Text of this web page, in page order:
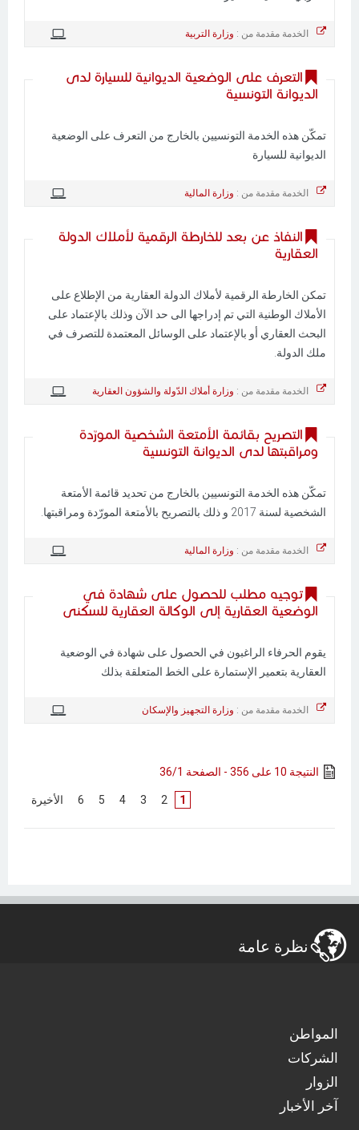
الخدمة مقدمة من : وزارة التربية
التعرف على الوضعية الديوانية للسيارة لدى
الديوانة التونسية
تمكّن هذه الخدمة التونسيين بالخارج من التعرف على الوضعية
الديوانية للسيارة
الخدمة مقدمة من : وزارة المالية
النفاذ عن بعد للخارطة الرقمية لأملاك الدولة
العقارية
تمكن الخارطة الرقمية لأملاك الدولة العقارية من الإطلاع على
الأملاك الوطنية التي تم إدراجها الى حد الآن وذلك بالإعتماد على
البحث العقاري أو بالإعتماد على الوسائل المعتمدة للتصرف في
ملك الدولة.
الخدمة مقدمة من : وزارة أملاك الدّولة والشؤون العقارية
التصريح بقائمة الأمتعة الشخصية المورّدة
ومراقبتها لدى الديوانة التونسية
تمكّن هذه الخدمة التونسيين بالخارج من تحديد قائمة الأمتعة
الشخصية لسنة 2017 و ذلك بالتصريح بالأمتعة المورّدة ومراقبتها.
الخدمة مقدمة من : وزارة المالية
توجيه مطلب للحصول على شهادة في
الوضعية العقارية إلى الوكالة العقارية للسكنى
يقوم الحرفاء الراغبون في الحصول على شهادة في الوضعية
العقارية بتعمير الإستمارة على الخط المتعلقة بذلك
الخدمة مقدمة من : وزارة التجهيز والإسكان
النتيجة 10 على 356 - الصفحة 36/1
1
2
3
4
5
6 الأخيرة
نظرة عامة
المواطن
الشركات
الزوار
آخر الأخبار